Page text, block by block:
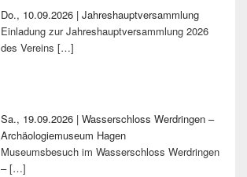
Do., 10.09.2026 | Jahreshauptversammlung
Einladung zur Jahreshauptversammlung 2026
des Vereins […]
Sa., 19.09.2026 | Wasserschloss Werdringen –
Archäologiemuseum Hagen
Museumsbesuch im Wasserschloss Werdringen
–[…]